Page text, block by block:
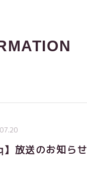
】放送のお知らせ